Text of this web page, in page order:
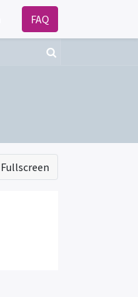
FAQ
Fullscreen